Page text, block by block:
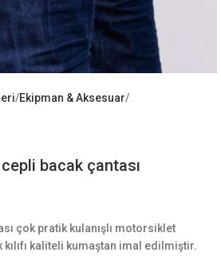
Ekipman & Aksesuar
bacak çantası
çok pratik kulanışlı motorsiklet
kılıfı kaliteli kumaştan imal edilmiştir.